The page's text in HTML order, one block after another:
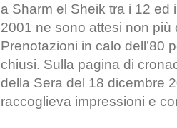
a Sharm el Sheik tra i 12 ed
2001 ne sono attesi non più
Prenotazioni in calo dell’80
chiusi. Sulla pagina di
della Sera del 18 dicembre
raccoglieva impressioni e